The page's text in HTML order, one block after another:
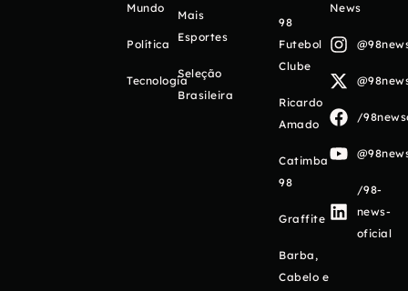
Mundo
Política
Tecnologia
Mais
Esportes
Seleção
Brasileira
98
Futebol
Clube
Ricardo
Amado
Catimba
98
Graffite
Barba,
Cabelo e
News
/
/98-
news-
oficial